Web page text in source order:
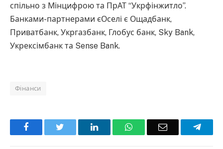
спільно з Мінцифрою та ПрАТ “Укрфінжитло”.
Банками-партнерами єОселі є Ощадбанк,
Приватбанк, Укргазбанк, Глобус банк, Sky Bank,
Укрексімбанк та Sense Bank.
Фінанси
Facebook LinkedInWhatsAppEmail